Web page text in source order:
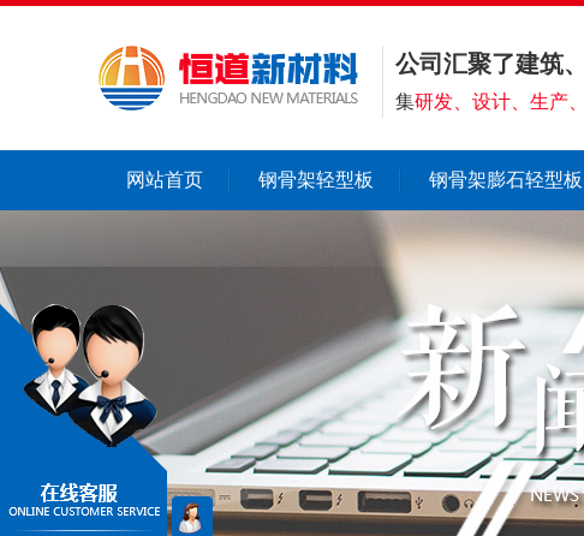
公司汇聚了建筑
集研发、设计、生产
网站首页 钢骨架轻型板 钢骨架膨石轻型板